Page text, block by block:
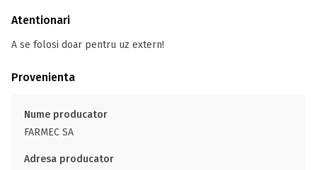
Atentionari
A se folosi doar pentru uz extern!
Provenienta
Nume producator
FARMEC SA
Adresa producator